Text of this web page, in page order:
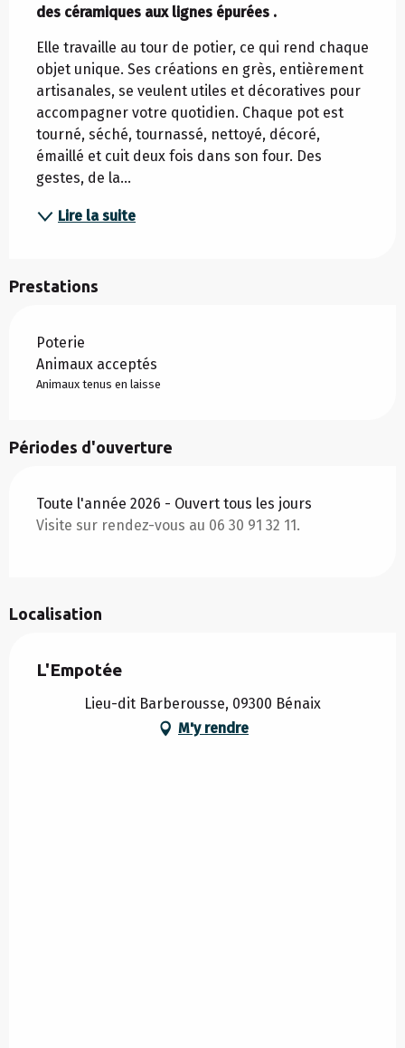
des céramiques aux lignes épurées .
Elle travaille au tour de potier, ce qui rend chaque
objet unique. Ses créations en grès, entièrement
artisanales, se veulent utiles et décoratives pour
accompagner votre quotidien. Chaque pot est
tourné, séché, tournassé, nettoyé, décoré,
émaillé et cuit deux fois dans son four. Des
gestes, de la...
Lire la suite
Prestations
Poterie
Animaux acceptés
Animaux tenus en laisse
Périodes d'ouverture
Toute l'année 2026 - Ouvert tous les jours
Visite sur rendez-vous au 06 30 91 32 11.
Localisation
L'Empotée
Lieu-dit Barberousse, 09300 Bénaix
M'y rendre